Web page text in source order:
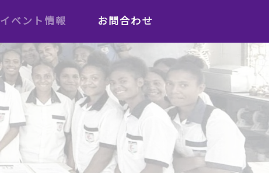
イベント情報 お問合わせ